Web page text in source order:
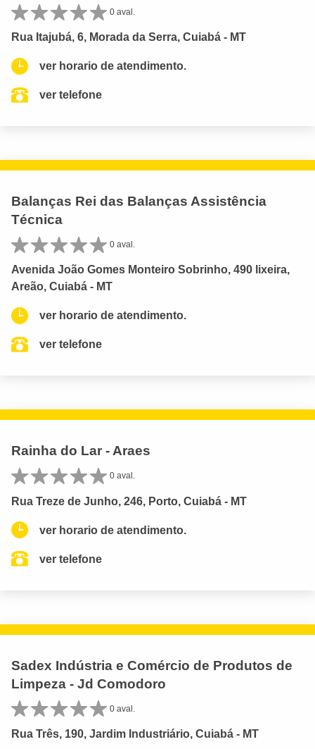
0 aval.
Rua Itajubá, 6, Morada da Serra, Cuiabá - MT
ver horario de atendimento.
ver telefone
Balanças Rei das Balanças Assistência
Técnica
0 aval.
Avenida João Gomes Monteiro Sobrinho, 490 lixeira,
Areão, Cuiabá - MT
ver horario de atendimento.
ver telefone
Rainha do Lar - Araes
0 aval.
Rua Treze de Junho, 246, Porto, Cuiabá - MT
ver horario de atendimento.
ver telefone
Sadex Indústria e Comércio de Produtos de
Limpeza - Jd Comodoro
0 aval.
Rua Três, 190, Jardim Industriário, Cuiabá - MT